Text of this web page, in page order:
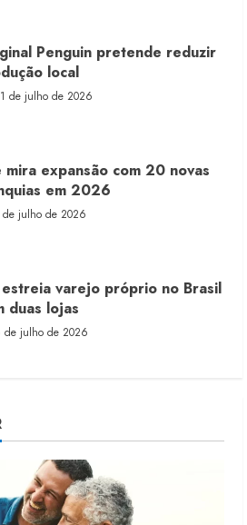
Penguin pretende reduzir
local
de julho de 2026
mira expansão com 20 novas
em 2026
de julho de 2026
varejo próprio no Brasil
duas lojas
de julho de 2026